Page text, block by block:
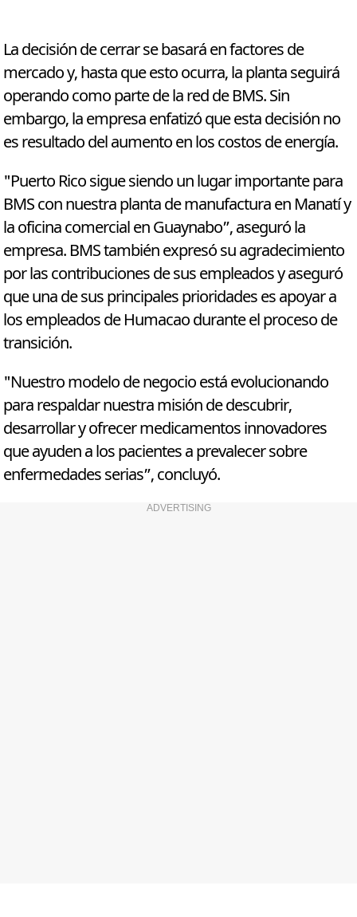
La decisión de cerrar se basará en factores de
mercado y, hasta que esto ocurra, la planta seguirá
operando como parte de la red de BMS. Sin
embargo, la empresa enfatizó que esta decisión no
es resultado del aumento en los costos de energía.
"Puerto Rico sigue siendo un lugar importante para
BMS con nuestra planta de manufactura en Manatí y
la oficina comercial en Guaynabo”, aseguró la
empresa. BMS también expresó su agradecimiento
por las contribuciones de sus empleados y aseguró
que una de sus principales prioridades es apoyar a
los empleados de Humacao durante el proceso de
transición.
"Nuestro modelo de negocio está evolucionando
para respaldar nuestra misión de descubrir,
desarrollar y ofrecer medicamentos innovadores
que ayuden a los pacientes a prevalecer sobre
enfermedades serias”, concluyó.
ADVERTISING